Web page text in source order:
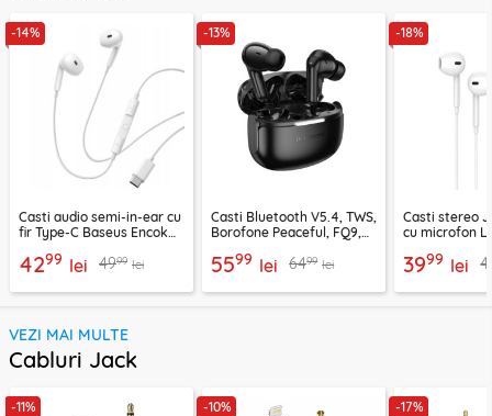
-14%
Casti audio semi-in-ear cu
fir Type-C Baseus Encok
4299 lei 4999 lei
-13%
Casti Bluetooth V5.4, TWS,
Borofone Peaceful, FQ9,
5599 lei 6499 lei
-18%
Casti stereo
cu microfon
3999 lei
VEZI MAI MULTE
Cabluri Jack
-11% -10% -17%